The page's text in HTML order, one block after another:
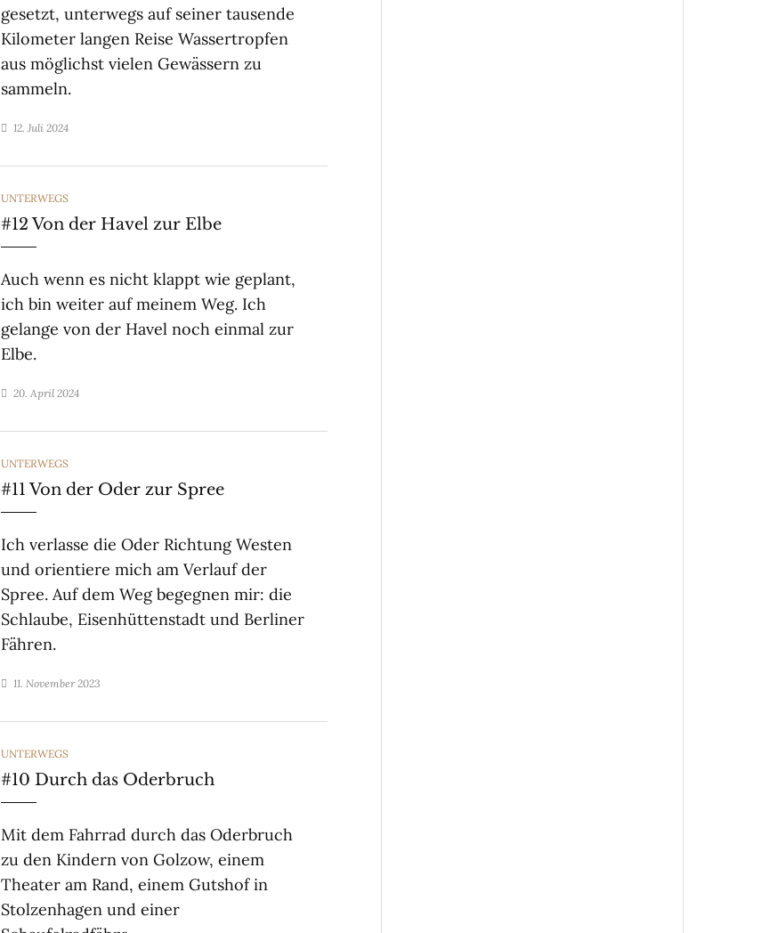
gesetzt, unterwegs auf seiner tausende
Kilometer langen Reise Wassertropfen
aus möglichst vielen Gewässern zu
sammeln.
12. Juli 2024
CATEGORIES
UNTERWEGS
#12 Von der Havel zur Elbe
Auch wenn es nicht klappt wie geplant,
ich bin weiter auf meinem Weg. Ich
gelange von der Havel noch einmal zur
Elbe.
20. April 2024
CATEGORIES
UNTERWEGS
#11 Von der Oder zur Spree
Ich verlasse die Oder Richtung Westen
und orientiere mich am Verlauf der
Spree. Auf dem Weg begegnen mir: die
Schlaube, Eisenhüttenstadt und Berliner
Fähren.
11. November 2023
CATEGORIES
UNTERWEGS
#10 Durch das Oderbruch
Mit dem Fahrrad durch das Oderbruch
zu den Kindern von Golzow, einem
Theater am Rand, einem Gutshof in
Stolzenhagen und einer